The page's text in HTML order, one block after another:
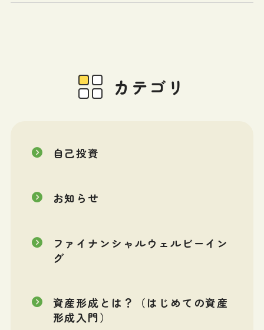
カテゴリ
自己投資
お知らせ
ファイナンシャルウェルビーイン
グ
資産形成とは？（はじめての資産
形成入門）